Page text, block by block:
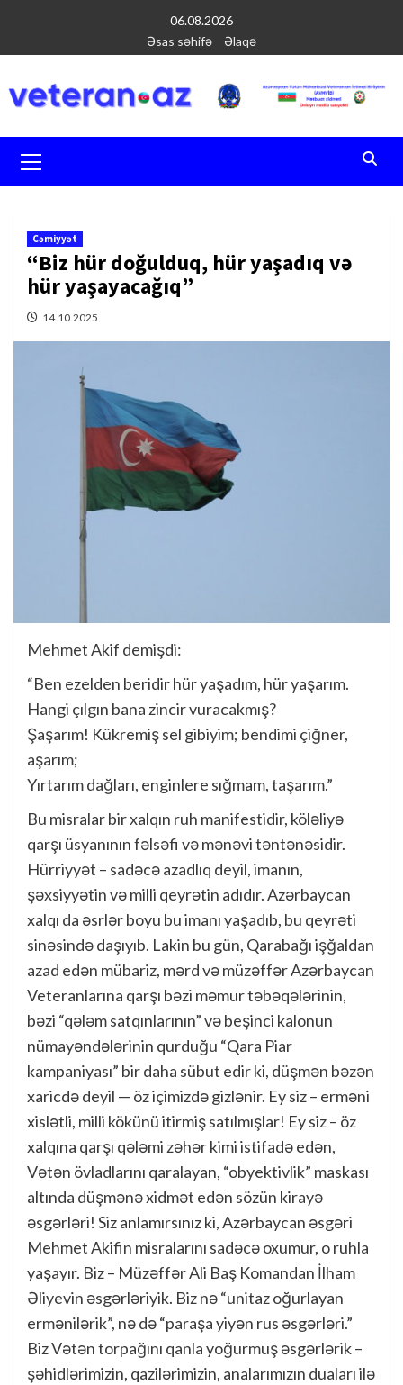
содержимому
06.08.2026
Əsas səhifə
Əlaqə
меню
Cəmiyyət
“Biz hür doğulduq, hür yaşadıq və
hür yaşayacağıq”
14.10.2025
Mehmet Akif demişdi:
“Ben ezelden beridir hür yaşadım, hür yaşarım.
Hangi çılgın bana zincir vuracakmış?
Şaşarım! Kükremiş sel gibiyim; bendimi çiğner,
aşarım;
Yırtarım dağları, enginlere sığmam, taşarım.”
Bu misralar bir xalqın ruh manifestidir, köləliyə
qarşı üsyanının fəlsəfi və mənəvi təntənəsidir.
Hürriyyət – sadəcə azadlıq deyil, imanın,
şəxsiyyətin və milli qeyrətin adıdır. Azərbaycan
xalqı da əsrlər boyu bu imanı yaşadıb, bu qeyrəti
sinəsində daşıyıb. Lakin bu gün, Qarabağı işğaldan
azad edən mübariz, mərd və müzəffər Azərbaycan
Veteranlarına qarşı bəzi məmur təbəqələrinin,
bəzi “qələm satqınlarının” və beşinci kalonun
nümayəndələrinin qurduğu “Qara Piar
kampaniyası” bir daha sübut edir ki, düşmən bəzən
xaricdə deyil — öz içimizdə gizlənir. Ey siz – erməni
xislətli, milli kökünü itirmiş satılmışlar! Ey siz – öz
xalqına qarşı qələmi zəhər kimi istifadə edən,
Vətən övladlarını qaralayan, “obyektivlik” maskası
altında düşmənə xidmət edən sözün kirayə
əsgərləri! Siz anlamırsınız ki, Azərbaycan əsgəri
Mehmet Akifin misralarını sadəcə oxumur, o ruhla
yaşayır. Biz – Müzəffər Ali Baş Komandan İlham
Əliyevin əsgərləriyik. Biz nə “unitaz oğurlayan
ermənilərik”, nə də “paraşa yiyən rus əsgərləri.”
Biz Vətən torpağını qanla yoğurmuş əsgərlərik –
şəhidlərimizin, qazilərimizin, analarımızın duaları ilə